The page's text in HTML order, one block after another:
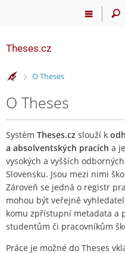
Theses.cz
>
O Theses
O Theses
Systém Theses.cz slouží k
a absolventských pracích a
vysokých a vyšších
Slovensku. Jsou mezi nimi
Zároveň se jedná o registr
mohou být veřejně
komu zpřístupní metadata a
studentům či pracovníkům
Práce je možné do Theses